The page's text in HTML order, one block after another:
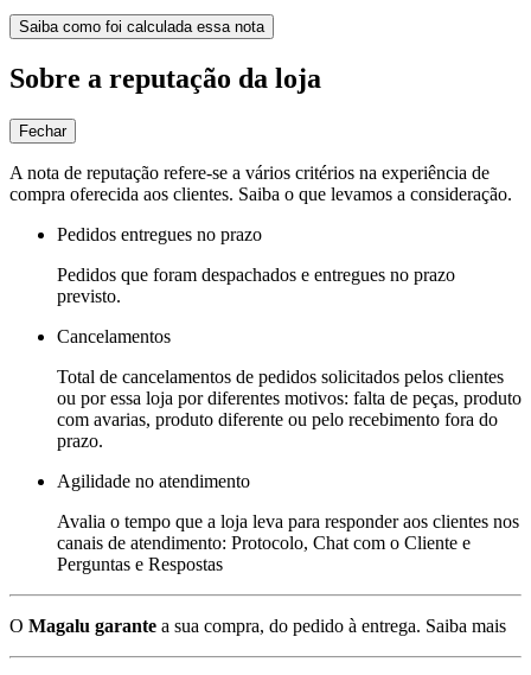
Saiba como foi calculada essa nota
Sobre a reputação da loja
Fechar
A nota de reputação refere-se a vários critérios na experiência de
compra oferecida aos clientes. Saiba o que levamos a consideração.
Pedidos entregues no prazo
Pedidos que foram despachados e entregues no prazo
previsto.
Cancelamentos
Total de cancelamentos de pedidos solicitados pelos clientes
ou por essa loja por diferentes motivos: falta de peças, produto
com avarias, produto diferente ou pelo recebimento fora do
prazo.
Agilidade no atendimento
Avalia o tempo que a loja leva para responder aos clientes nos
canais de atendimento: Protocolo, Chat com o Cliente e
Perguntas e Respostas
O Magalu garante a sua compra, do pedido à entrega. Saiba mais